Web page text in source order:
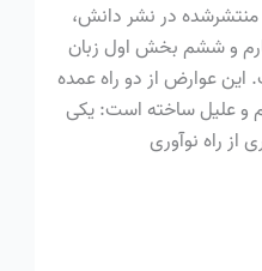
در نشر دانش،
و ششم بخش اول زبان
عوارض از دو راه عمده
و علیل ساخته است: یکی
از راه نوآوری